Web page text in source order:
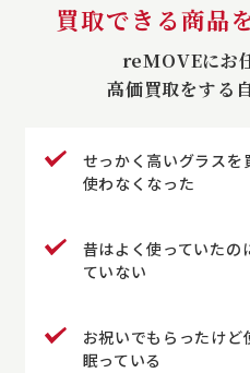
買取できる商品
reMOVEにお
高価買取をする
せっかく高いグラスを
使わなくなった
昔はよく使っていたの
ていない
お祝いでもらったけど
眠っている